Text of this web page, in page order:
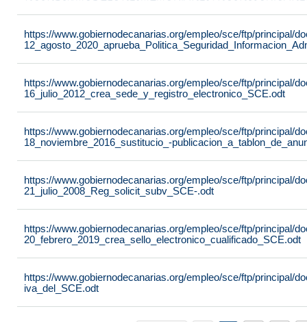
https://www.gobiernodecanarias.org/empleo/sce/ftp/principal/
https://www.gobiernodecanarias.org/empleo/sce/ftp/principal/
16_julio_2012_crea_sede_y_registro_electronico_SCE.odt
https://www.gobiernodecanarias.org/empleo/sce/ftp/principal/
18_noviembre_2016_sustitucio_-
https://www.gobiernodecanarias.org/empleo/sce/ftp/principal/
21_julio_2008_Reg_solicit_subv_SCE-.odt
https://www.gobiernodecanarias.org/empleo/sce/ftp/principal/
20_febrero_2019_crea_sello_electronico_cualificado_SCE.odt
https://www.gobiernodecanarias.org/empleo/sce/ftp/principal/
iva_del_SCE.odt